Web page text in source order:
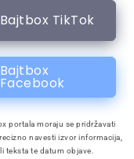
Bajtbox TikTok
Bajtbox
Facebook
portala moraju se pridržavati
navesti izvor informacija,
teksta te datum objave.